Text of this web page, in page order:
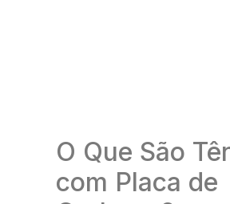
O Que São
com Placa de